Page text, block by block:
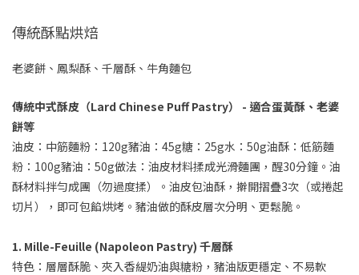
傳統酥點烘焙
老婆餅、鳳梨酥、千層酥、牛角麵包
傳統中式酥皮（Lard Chinese Puff Pastry） - 適合蛋黃酥、老婆
餅等
油皮：中筋麵粉：120g豬油：45g糖：25g水：50g油酥：低筋麵
粉：100g豬油：50g做法：油皮材料揉成光滑麵團，醒30分鐘。油
酥材料拌勻成團（勿過度揉）。油皮包油酥，擀開摺疊3次（或捲起
切片），即可包餡烘烤。豬油做的酥皮層次分明、更鬆脆。
1. Mille-Feuille (Napoleon Pastry) 千層酥
特色：層層酥脆、夾入香緹奶油與糖粉，豬油版更穩定、不易軟